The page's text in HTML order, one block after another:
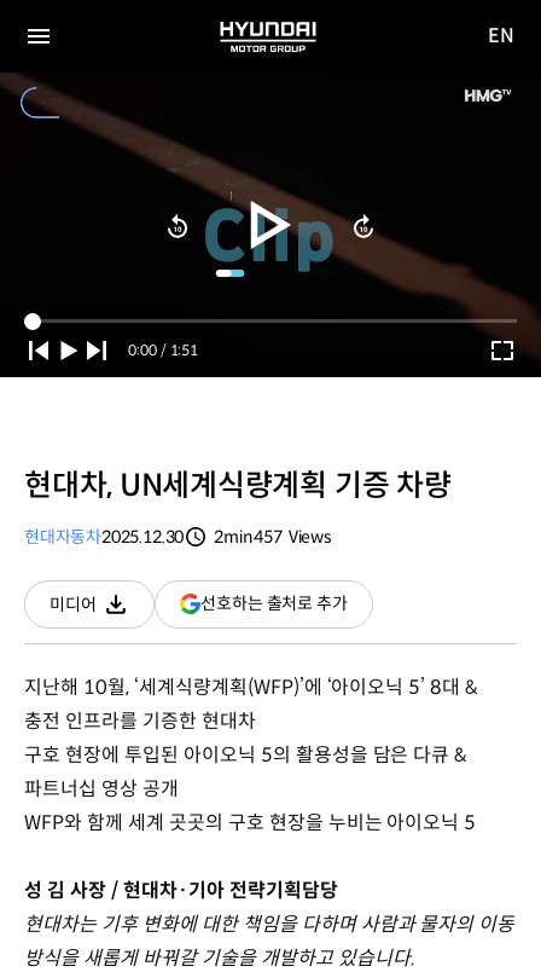
전체
메뉴
HYUNDAI
사이
EN
Current
Time
0:00 / Duration
1:51
현대차, UN세계식량계획 기증 차량
현대자동차2025.12.30
2min457 Views
미디어
다운로드
선호하는 출처로 추가(새
창
지난해 10월, ‘세계식량계획(WFP)’에 ‘아이오닉 5’ 8대 &
충전 인프라를 기증한 현대차
구호 현장에 투입된 아이오닉 5의 활용성을 담은 다큐 &
파트너십 영상 공개
WFP와 함께 세계 곳곳의 구호 현장을 누비는 아이오닉 5
성 김 사장 / 현대차·기아 전략기획담당
현대차는 기후 변화에 대한 책임을 다하며 사람과 물자의 이동
방식을 새롭게 바꿔갈 기술을 개발하고 있습니다.